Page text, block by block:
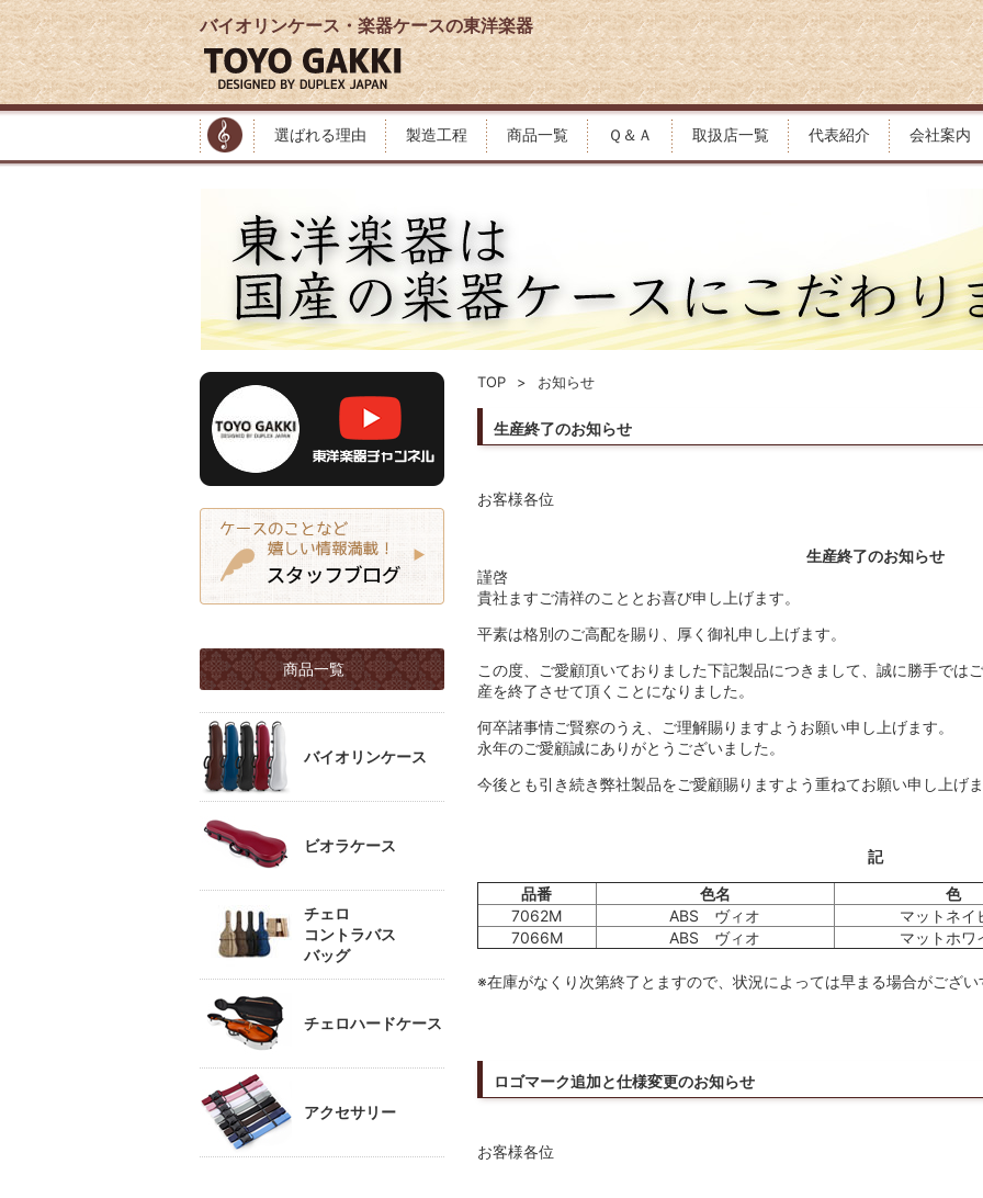
バイオリンケース・楽器ケースの東洋楽器
選ばれる理由 製造工程 商品一覧 Ｑ＆Ａ 取扱店一覧 代表紹介 会社案内
TOP お知らせ
生産終了のお知らせ
お客様各位
生産終了のお知らせ
謹啓
貴社ますご清祥のこととお喜び申し上げます。
平素は格別のご高配を賜り、厚く御礼申し上げます。
この度、ご愛顧頂いておりました下記製品につきまして、誠に勝手では
産を終了させて頂くことになりました。
何卒諸事情ご賢察のうえ、ご理解賜りますようお願い申し上げます。
永年のご愛顧誠にありがとうございました。
今後とも引き続き弊社製品をご愛顧賜りますよう重ねてお願い申し上げ
記
品番
色名
色
7062M
ABS ヴィオ
マットネイ
7066M
ABS ヴィオ マットホワ
※在庫がなくり次第終了とますので、状況によっては早まる場合がござい
ロゴマーク追加と仕様変更のお知らせ
お客様各位
商品一覧
バイオリンケース
ビオラケース
チェロ
コントラバス
バッグ
チェロハードケース
アクセサリー